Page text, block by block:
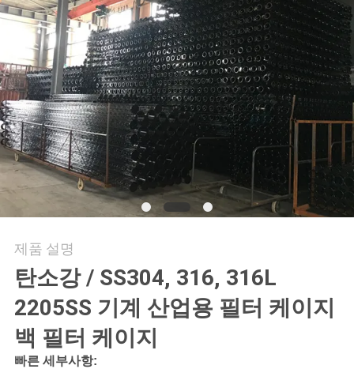
리
문
의
하
기
회
를
요
청
제품 설명
탄소강 / SS304, 316, 316L
2205SS 기계 산업용 필터 케이지
백 필터 케이지
빠른 세부사항: